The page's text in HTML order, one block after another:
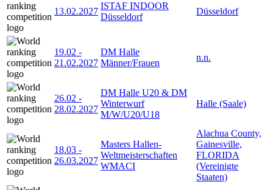
13.02.2027
ISTAF INDOOR
Düsseldorf
Düsseldorf
19.02 -
21.02.2027
DM Halle
Männer/Frauen
n.n.
26.02 -
28.02.2027
DM Halle U20 & DM
Winterwurf
M/W/U20/U18
Halle (Saale)
18.03 -
26.03.2027
Masters Hallen-
Weltmeisterschaften
WMACI
Alachua County,
Gainesville,
FLORIDA
(Vereinigte
Staaten)